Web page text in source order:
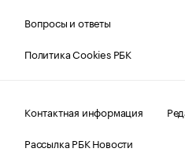
Вопросы и ответы
Политика Cookies РБК
Контактная информация
Рассылка РБК Новости